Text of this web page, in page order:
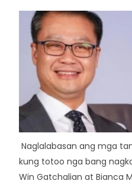
Naglalabasan ang mga
kung totoo nga bang
Win Gatchalian at Bianca